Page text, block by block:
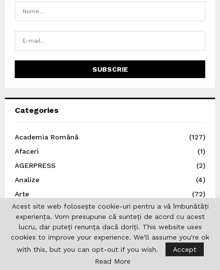
Categories
Academia Română
(127)
Afaceri
(1)
AGERPRESS
(2)
Analize
(4)
Arte
(72)
Asociația Jurnaliștilor Români de Pretutindeni
(2)
Austria
Autoritatea Electorală Permanentă
(6)
Basarabia
Acest site web folosește cookie-uri pentru a vă îmbunătăți
experiența. Vom presupune că sunteți de acord cu acest
lucru, dar puteți renunța dacă doriți. This website uses
cookies to improve your experience. We'll assume you're ok
with this, but you can opt-out if you wish.
Accept
Read More